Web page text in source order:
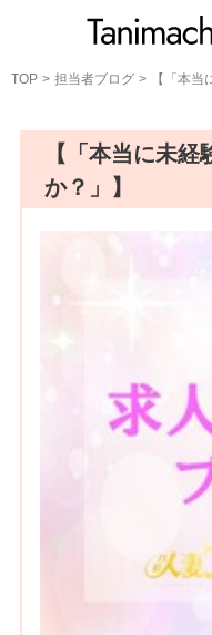
担当者ブログ
TOP 担当者ブログ 【「本当
【「本当に未
か？」】